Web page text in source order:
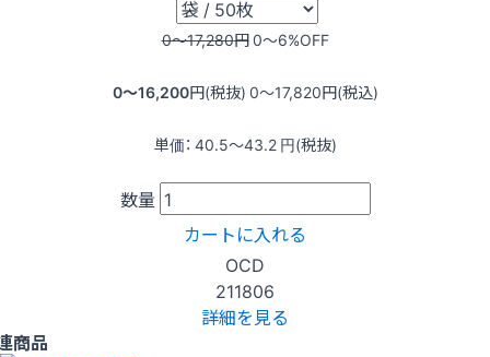
0〜17,280円0〜6%OFF
0〜16,200円(税抜) 0〜17,820円(税込)
単価： 40.5〜43.2 円(税抜)
数量
カートに入れる
OCD
211806
詳細を見る
商品